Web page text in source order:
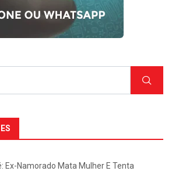
Ex-Namorado Mata Mulher E Tenta